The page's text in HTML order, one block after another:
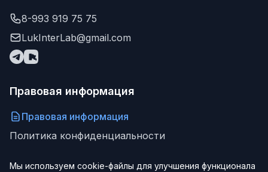
8-993 919 75 75
LukInterLab@gmail.com
Правовая информация
Правовая информация
Политика конфиденциальности
Мы используем cookie-файлы для улучшения функционала